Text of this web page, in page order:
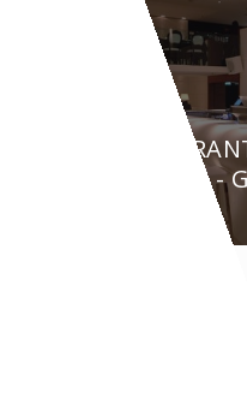
BYPASS -